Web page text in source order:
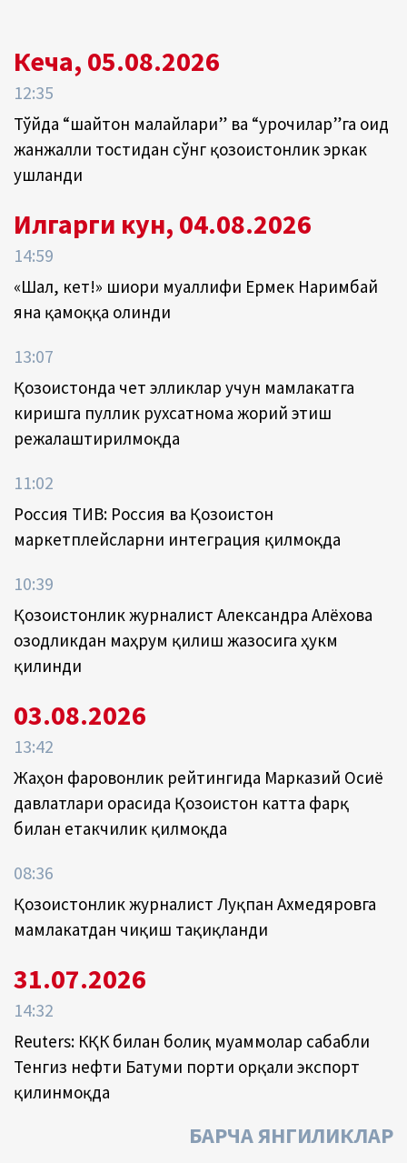
Кеча, 05.08.2026
12:35
Тўйда “шайтон малайлари” ва “урғочилар”га оид
жанжалли тостидан сўнг қозоғистонлик эркак
ушланди
Илгарги кун, 04.08.2026
14:59
«Шал, кет!» шиори муаллифи Ермек Наримбай
яна қамоққа олинди
13:07
Қозоғистонда чет элликлар учун мамлакатга
киришга пуллик рухсатнома жорий этиш
режалаштирилмоқда
11:02
Россия ТИВ: Россия ва Қозоғистон
маркетплейсларни интеграция қилмоқда
10:39
Қозоғистонлик журналист Александра Алёхова
озодликдан маҳрум қилиш жазосига ҳукм
қилинди
03.08.2026
13:42
Жаҳон фаровонлик рейтингида Марказий Осиё
давлатлари орасида Қозоғистон катта фарқ
билан етакчилик қилмоқда
08:36
Қозоғистонлик журналист Луқпан Ахмедяровга
мамлакатдан чиқиш тақиқланди
31.07.2026
14:32
Reuters: КҚК билан боғлиқ муаммолар сабабли
Тенгиз нефти Батуми порти орқали экспорт
қилинмоқда
БАРЧА ЯНГИЛИКЛАР